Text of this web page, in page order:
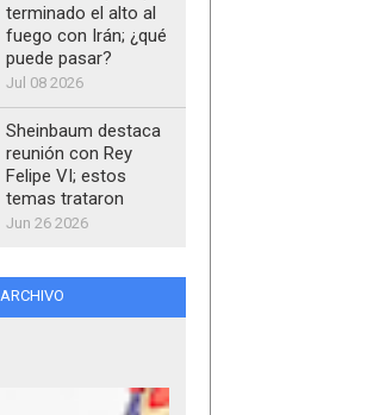
terminado el alto al
fuego con Irán; ¿qué
puede pasar?
Jul 08 2026
Sheinbaum destaca
reunión con Rey
Felipe VI; estos
temas trataron
Jun 26 2026
ARCHIVO